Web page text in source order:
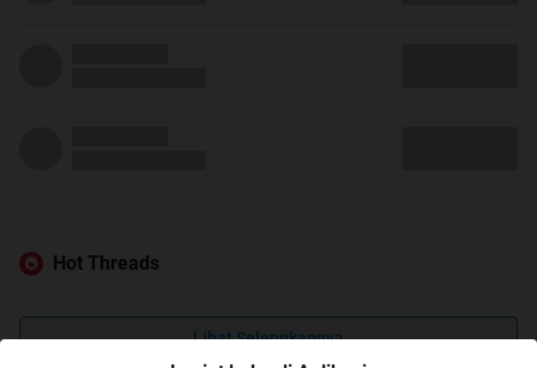
Hot Threads
Lihat Selengkapnya